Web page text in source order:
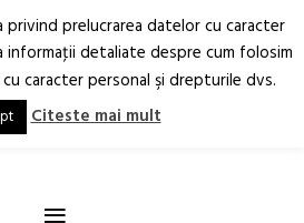
RO EN
privind prelucrarea datelor cu caracter
informaţii detaliate despre cum folosim
caracter personal şi drepturile dvs.
Citeste mai mult